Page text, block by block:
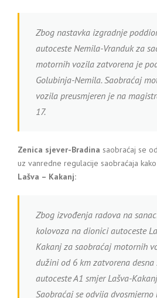
Zbog nastavka izgradnje
autoceste Nemila-Vranduk za
motornih vozila zatvorena je
Golubinja-Nemila. Saobraćaj
vozila preusmjeren je na
17.
Zenica sjever-Bradina saobraćaj se
uz vanredne regulacije saobraćaja
Lašva – Kakanj:
Zbog izvođenja radova na
kolovoza na dionici autoceste
Kakanj za saobraćaj motornih
dužini od 6 km zatvorena desna
autoceste A1 smjer Lašva-
Saobraćaj se odvija dvosmjerno